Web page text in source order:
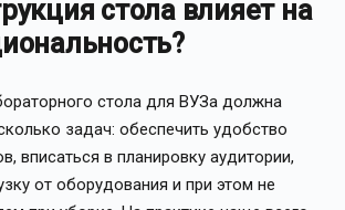
стола влияет на
стола для ВУЗа должна
задач: обеспечить удобство
вписаться в планировку аудитории,
от оборудования и при этом не